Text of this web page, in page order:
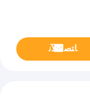
ﺎﺘﺼﻟ ﺍﻶﻧ